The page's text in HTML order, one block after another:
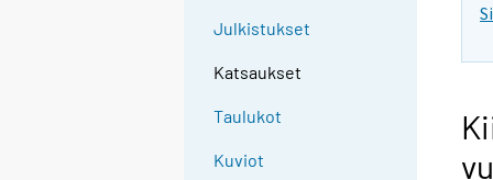
Julkistukset
Katsaukset
Taulukot
Kuviot